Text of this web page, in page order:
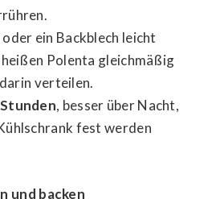
ein Backblech leicht
Polenta gleichmäßig
verteilen.
, besser über Nacht,
fest werden
und backen